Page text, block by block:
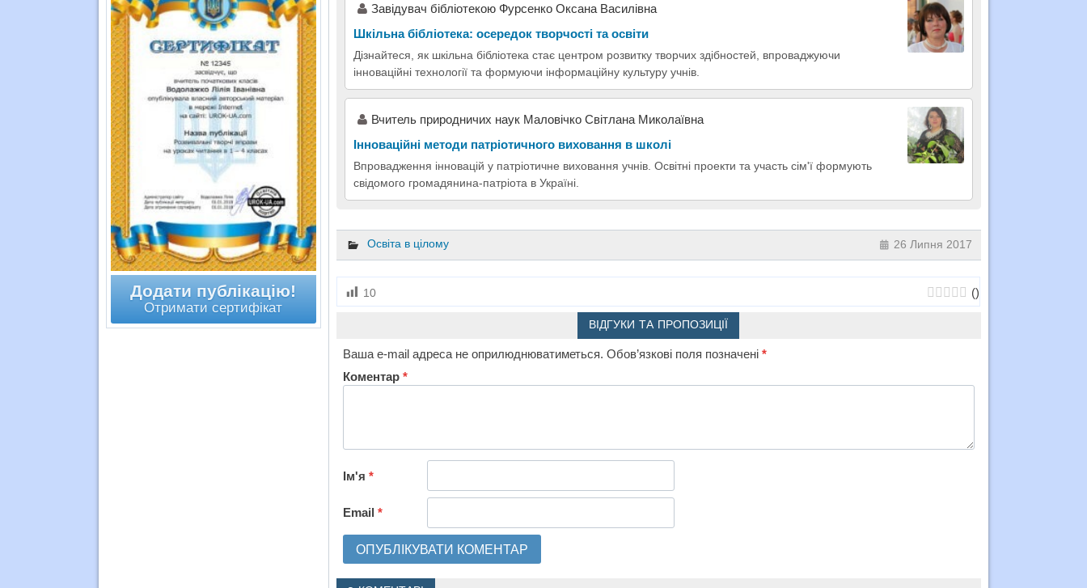
Завідувач бібліотекою Фурсенко Оксана Василівна
Шкільна бібліотека: осередок творчості та освіти
Дізнайтеся, як шкільна бібліотека стає центром розвитку творчих здібностей, впроваджуючи
інноваційні технології та формуючи інформаційну культуру учнів.
Вчитель природничих наук Маловічко Світлана Миколаївна
Інноваційні методи патріотичного виховання в школі
Впровадження інновацій у патріотичне виховання учнів. Освітні проекти та участь сім'ї формують
свідомого громадянина-патріота в Україні.
Освіта в цілому 26 Липня 2017
10 ()
ВІДГУКИ ТА ПРОПОЗИЦІЇ
Ваша e-mail адреса не оприлюднюватиметься. Обов’язкові поля позначені *
Коментар *
Ім'я *
Email *
Додати публікацію!
Отримати сертифікат